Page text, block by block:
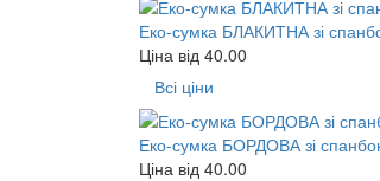
Еко-сумка БЛАКИТНА зі
Ціна від 40.00
Всі ціни
Еко-сумка БОРДОВА зі
Ціна від 40.00